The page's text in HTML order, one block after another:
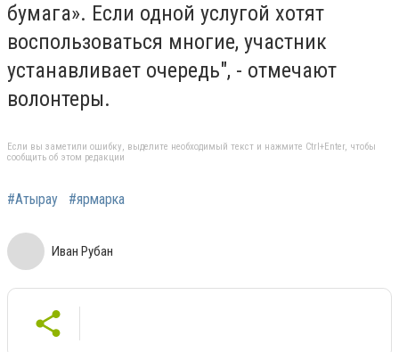
бумага». Если одной услугой хотят
воспользоваться многие, участник
устанавливает очередь", - отмечают
волонтеры.
Если вы заметили ошибку, выделите необходимый текст и нажмите Ctrl+Enter, чтобы
сообщить об этом редакции
#Атырау #ярмарка
Иван Рубан